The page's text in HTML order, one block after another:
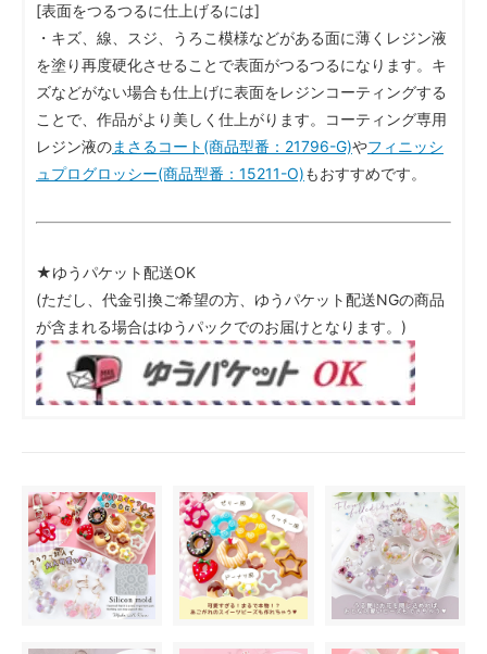
[表面をつるつるに仕上げるには]
・キズ、線、スジ、うろこ模様などがある面に薄くレジン液
を塗り再度硬化させることで表面がつるつるになります。キ
ズなどがない場合も仕上げに表面をレジンコーティングする
ことで、作品がより美しく仕上がります。コーティング専用
レジン液のまさるコート(商品型番：21796-G)やフィニッシ
ュプログロッシー(商品型番：15211-O)もおすすめです。
★ゆうパケット配送OK
(ただし、代金引換ご希望の方、ゆうパケット配送NGの商品
が含まれる場合はゆうパックでのお届けとなります。)